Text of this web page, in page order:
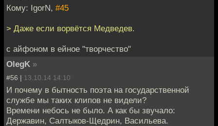
Кому: IgorN, #45
> Даже если ворвётся Медведев.
с айфоном в ейное "творчество"
OlegK »
#56 | 13.10.14 14:10
И почему в бытность поэта на государственной
службе мы таких клипов не видели?
Времени небось не было. А как бы звучало:
Державин, Салтыков-Щедрин, Васильева.